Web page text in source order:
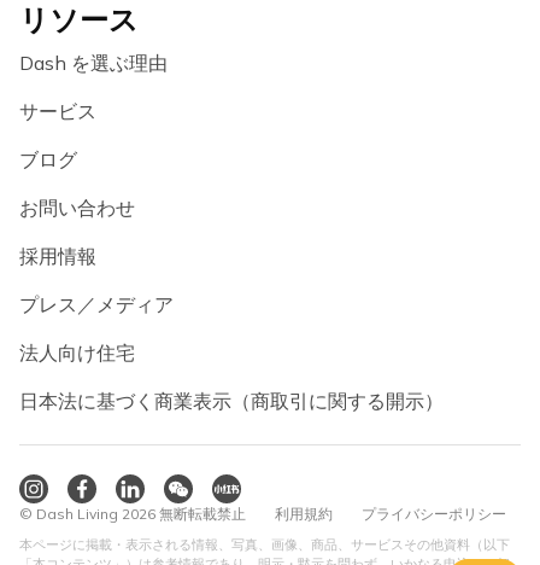
リソース
Dash を選ぶ理由
サービス
ブログ
お問い合わせ
採用情報
プレス／メディア
法人向け住宅
日本法に基づく商業表示（商取引に関する開示）
© Dash Living 2026 無断転載禁止 利用規約 プライバシーポリシー
本ページに掲載・表示される情報、写真、画像、商品、サービスその他資料（以下